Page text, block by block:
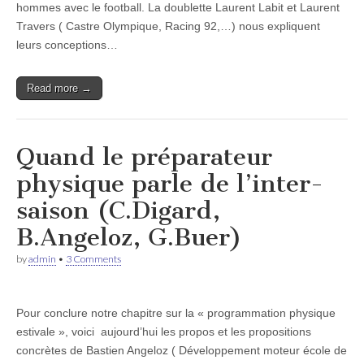
hommes avec le football. La doublette Laurent Labit et Laurent
Travers ( Castre Olympique, Racing 92,…) nous expliquent
leurs conceptions…
Read more →
Quand le préparateur
physique parle de l’inter-
saison (C.Digard,
B.Angeloz, G.Buer)
byadmin • 3 Comments
Pour conclure notre chapitre sur la « programmation physique
estivale », voici aujourd’hui les propos et les propositions
concrètes de Bastien Angeloz ( Développement moteur école de